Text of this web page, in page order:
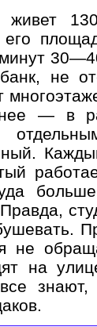
его
не
— в
не
на